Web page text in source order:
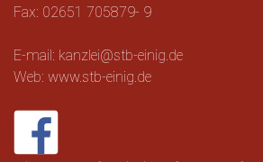
Fax: 02651 705879- 9
E-mail: kanzlei@stb-einig.de
Web: www.stb-einig.de